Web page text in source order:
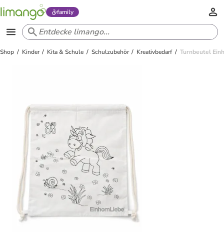
family
Shop Kinder Kita & Schule Schulzubehör Kreativbedarf Turnbeutel